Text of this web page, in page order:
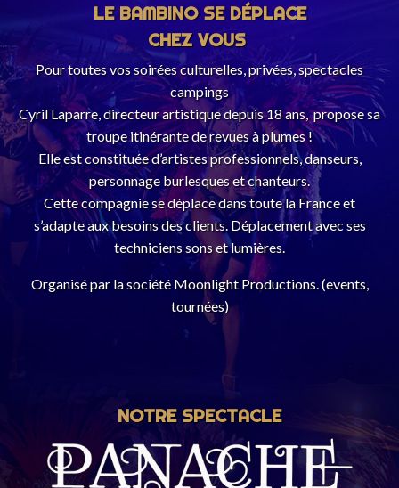
LE BAMBINO SE DÉPLACE
CHEZ VOUS
Pour toutes vos soirées culturelles, privées, spectacles
campings
Cyril Laparre, directeur artistique depuis 18 ans, propose sa
troupe itinérante de revues à plumes !
Elle est constituée d’artistes professionnels, danseurs,
personnage burlesques et chanteurs.
Cette compagnie se déplace dans toute la France et
s’adapte aux besoins des clients. Déplacement avec ses
techniciens sons et lumières.
Organisé par la société Moonlight Productions. (events,
tournées)
NOTRE SPECTACLE